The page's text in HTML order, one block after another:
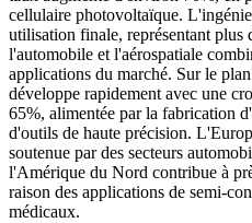
cellulaire photovoltaïque.
utilisation finale, représentant
l'automobile et l'aérospatiale
applications du marché. Sur le
développe rapidement avec une
65%, alimentée par la fabrication
d'outils de haute précision.
soutenue par des secteurs
l'Amérique du Nord contribue à
raison des applications de semi-
médicaux.